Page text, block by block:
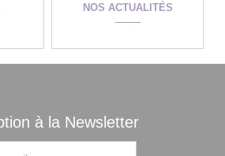
NOS ACTUALITÉS
à la Newsletter